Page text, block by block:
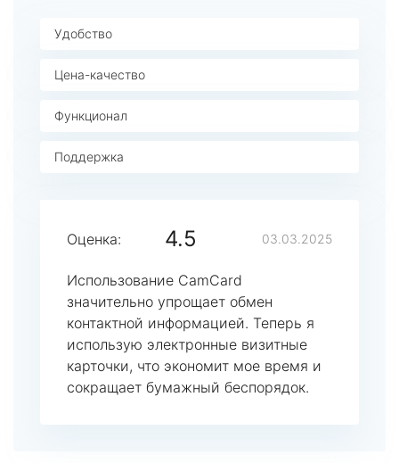
Удобство
Цена-качество
Функционал
Поддержка
Оценка: 4.5 03.03.2025
Использование CamCard
значительно упрощает обмен
контактной информацией. Теперь я
использую электронные визитные
карточки, что экономит мое время и
сокращает бумажный беспорядок.